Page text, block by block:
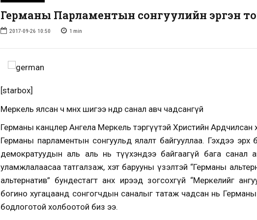
Германы Парламентын сонгуулийн эргэн
2017-09-26 10:50 1 min
[starbox]
Меркель ялсан ч өмнөх шигээ өндөр санал авч чадсангүй
Германы канцлер Ангела Меркель тэргүүтэй Христийн
Германы парламентын сонгуульд ялалт байгууллаа. Гэхдээ
демократуудын аль аль нь түүхэндээ байгаагүй бага санал
уламжлалаасаа татгалзаж, хэт барууны үзэлтэй “Германы
альтернатив” бундестагт анх ирээд зогсохгүй “Меркелийг
богино хугацаанд сонгогчдын саналыг татаж чадсан нь
бодлоготой холбоотой биз ээ.